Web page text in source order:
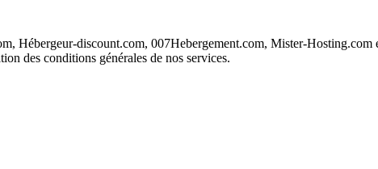
Hébergeur-discount.com, 007Hebergement.com, Mister-
des conditions générales de nos services.